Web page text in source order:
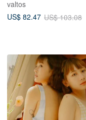
valtos
US$ 82.47 US$ 103.08